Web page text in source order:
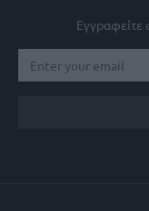
Εγγραφείτε